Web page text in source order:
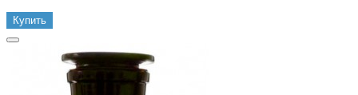
Купить